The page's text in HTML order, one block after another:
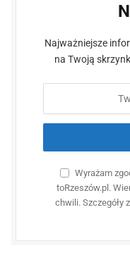
Najważniejsze
na Twoją
Wyrażam
toRzeszów.pl.
chwili. Szczegóły